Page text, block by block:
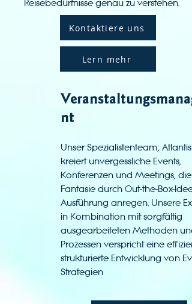
Reisebedürfnisse genau zu verstehen.
Kontaktiere uns
Lern mehr
nt
Unser Spezialistenteam; Atlantis
kreiert unvergessliche Events,
Konferenzen und Meetings, die
Fantasie durch Out-the-Box-
Ausführung anregen. Unsere
in Kombination mit sorgfältig
ausgearbeiteten Methoden und
Prozessen verspricht eine
strukturierte Entwicklung von
Strategien